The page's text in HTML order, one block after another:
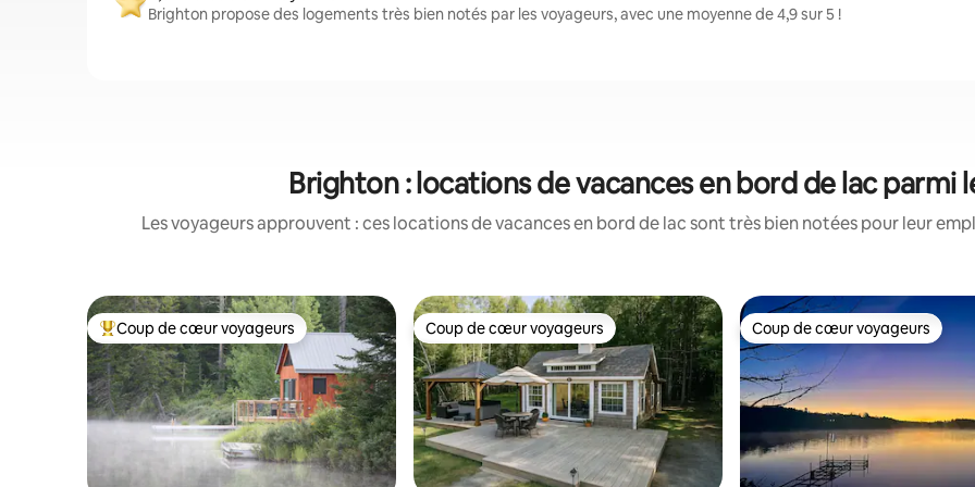
Brighton propose des logements très bien notés par les voyageurs, avec une moyenne de 4,9 sur 5 !
Brighton : locations de vacances en bord de lac parmi
Les voyageurs approuvent : ces locations de vacances en bord de lac sont très bien notées pour leur
Coups de cœur voyageurs les plus appréciés
Coup de cœur voyageurs Coup de cœur voyageurs
Coup de cœur voyageurs Coup de cœur voyageurs
Coup de cœur voyageurs